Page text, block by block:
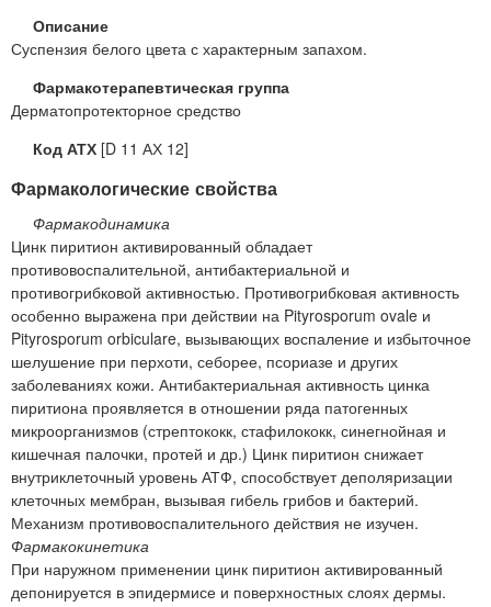
Описание
Суспензия белого цвета с характерным запахом.
Фармакотерапевтическая группа
Дерматопротекторное средство
Код АТХ [D 11 АХ 12]
Фармакологические свойства
Фармакодинамика
Цинк пиритион активированный обладает
противовоспалительной, антибактериальной и
противогрибковой активностью. Противогрибковая активность
особенно выражена при действии на Pityrosporum ovale и
Pityrosporum orbiculare, вызывающих воспаление и избыточное
шелушение при перхоти, себорее, псориазе и других
заболеваниях кожи. Антибактериальная активность цинка
пиритиона проявляется в отношении ряда патогенных
микроорганизмов (стрептококк, стафилококк, синегнойная и
кишечная палочки, протей и др.) Цинк пиритион снижает
внутриклеточный уровень АТФ, способствует деполяризации
клеточных мембран, вызывая гибель грибов и бактерий.
Механизм противовоспалительного действия не изучен.
Фармакокинетика
При наружном применении цинк пиритион активированный
депонируется в эпидермисе и поверхностных слоях дермы.